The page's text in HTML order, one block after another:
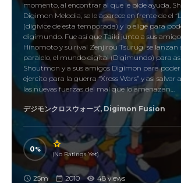
momento, al encontrar al que le pide ayuda,
Digimon Melodia, se le aparece en frente de el
(digivice de esta temporada) y lo elige para
digimundo. Fue así que Taiki junto a sus
Hinomoto y su rival Zenjirou Tsurugi se lanzan
paralelo, el mundo digital (Digimundo) para
Shoutmon y a sus amigos Digimon para
ejercito para la guerra “Xross Wars” y asi
las nuevas fuerzas del mal que lo amenazan…
デジモンクロスウォーズ, Digimon Fusion
0
(No Ratings Yet)
25m 2010 48 views